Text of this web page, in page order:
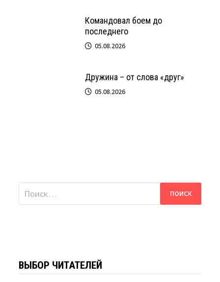
Командовал боем до
последнего
05.08.2026
Дружина – от слова «друг»
05.08.2026
Найти:
ВЫБОР ЧИТАТЕЛЕЙ